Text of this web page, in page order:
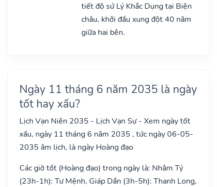
tiết độ sứ Lý Khắc Dụng tại Biện
châu, khởi đầu xung đột 40 năm
giữa hai bên.
Ngày 11 tháng 6 năm 2035 là ngày
tốt hay xấu?
Lịch Vạn Niên 2035 - Lịch Vạn Sự - Xem ngày tốt
xấu, ngày 11 tháng 6 năm 2035 , tức ngày 06-05-
2035 âm lịch, là ngày Hoàng đạo
Các giờ tốt (Hoàng đạo) trong ngày là: Nhâm Tý
(23h-1h): Tư Mệnh, Giáp Dần (3h-5h): Thanh Long,